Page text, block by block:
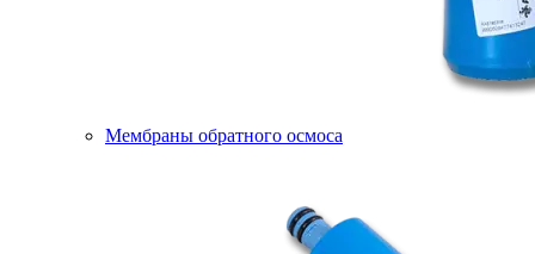
Мембраны обратного осмоса